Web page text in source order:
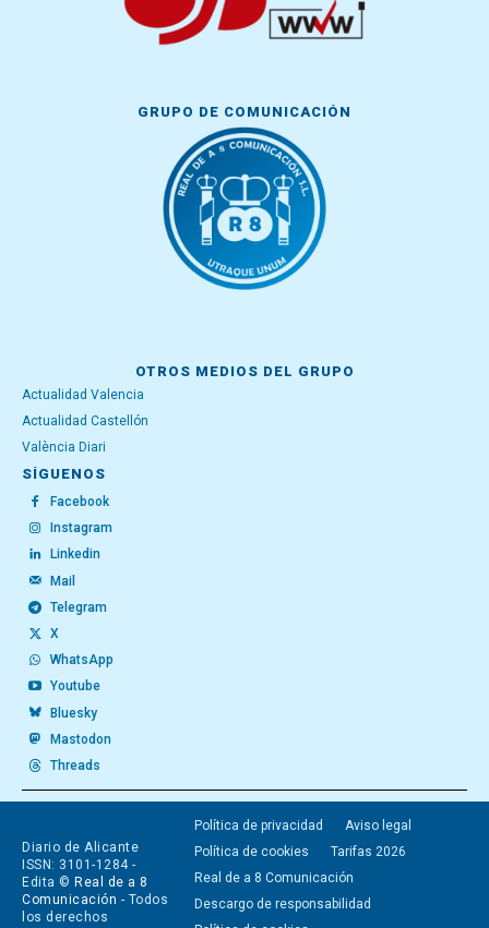
GRUPO DE COMUNICACIÓN
OTROS MEDIOS DEL GRUPO
Actualidad Valencia
Actualidad Castellón
València Diari
SÍGUENOS
Facebook
Instagram
Linkedin
Mail
Telegram
X
WhatsApp
Youtube
Bluesky
Mastodon
Threads
Diario de Alicante
ISSN: 3101-1284 -
Edita © Real de a 8
Comunicación - Todos
los derechos
Política de privacidad
Aviso legal
Política de cookies
Tarifas 2026
Real de a 8 Comunicación
Descargo de responsabilidad